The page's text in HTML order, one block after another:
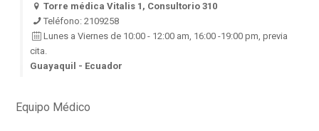
Torre médica Vitalis 1, Consultorio 310
Teléfono: 2109258
Lunes a Viernes de 10:00 - 12:00 am, 16:00 -19:00 pm, previa
cita.
Guayaquil - Ecuador
Equipo Médico